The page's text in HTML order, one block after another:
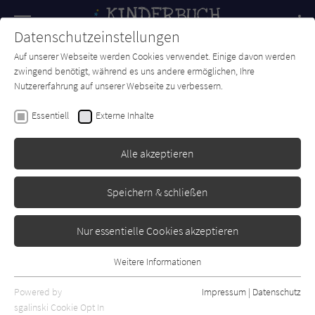
SUCHE Forum Charts Newsletter
Anna Dewdney
Lama Lama ist krank
Erschienen: September 2020
0
Datenschutzeinstellungen
Auf unserer Webseite werden Cookies verwendet. Einige davon werden
zwingend benötigt, während es uns andere ermöglichen, Ihre
Nutzererfahrung auf unserer Webseite zu verbessern.
Essentiell Externe Inhalte
Alle akzeptieren
Speichern & schließen
Nur essentielle Cookies akzeptieren
Essentielle Cookies werden für grundlegende Funktionen der
Webseite benötigt. Dadurch ist gewährleistet, dass die Webseite
Weitere Informationen
Powered by
sgalinski Cookie Opt In
Impressum | Datenschutz